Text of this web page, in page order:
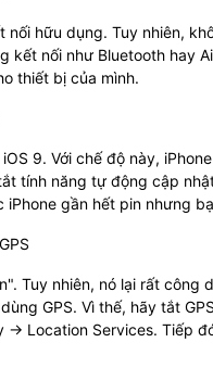
nối hữu dụng. Tuy nhiên,
kết nối như Bluetooth hay
thiết bị của mình.
9. Với chế độ này,
tính năng tự động cập
iPhone gần hết pin nhưng
Tuy nhiên, nó lại rất
GPS. Vì thế, hãy tắt
> Location Services. Tiếp